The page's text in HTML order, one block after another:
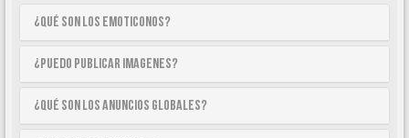
¿Qué son los emoticonos?
¿Puedo publicar imagenes?
¿Qué son los anuncios globales?